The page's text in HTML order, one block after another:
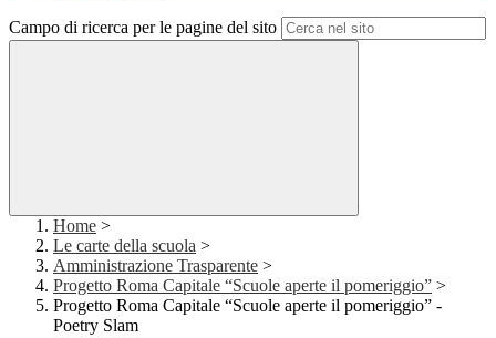
Campo di ricerca per le pagine del sito
Home >
Le carte della scuola >
Amministrazione Trasparente >
Progetto Roma Capitale “Scuole aperte il pomeriggio” >
Progetto Roma Capitale “Scuole aperte il pomeriggio” -
Poetry Slam